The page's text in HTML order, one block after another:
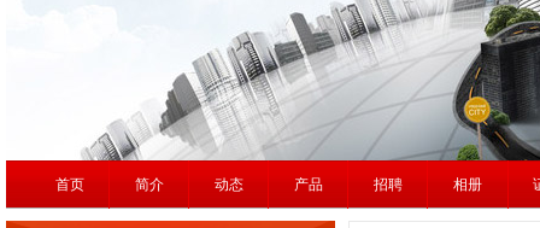
首页 简介 动态 产品 招聘 相册